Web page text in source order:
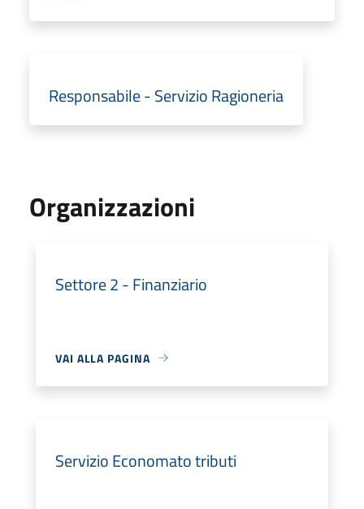
Responsabile - Servizio Ragioneria
Organizzazioni
Settore 2 - Finanziario
VAI ALLA PAGINA
Servizio Economato tributi